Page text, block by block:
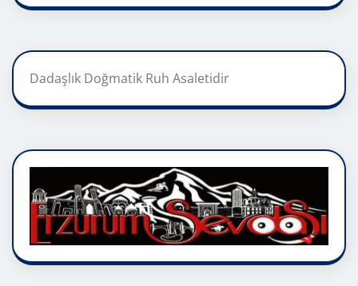
Dadaşlık Doğmatik Ruh Asaletidir